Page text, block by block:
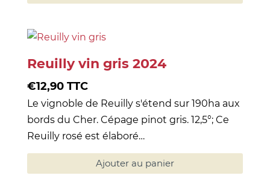
Reuilly vin gris 2024
€12,90 TTC
Le vignoble de Reuilly s'étend sur 190ha aux
bords du Cher. Cépage pinot gris. 12,5°; Ce
Reuilly rosé est élaboré…
Ajouter au panier